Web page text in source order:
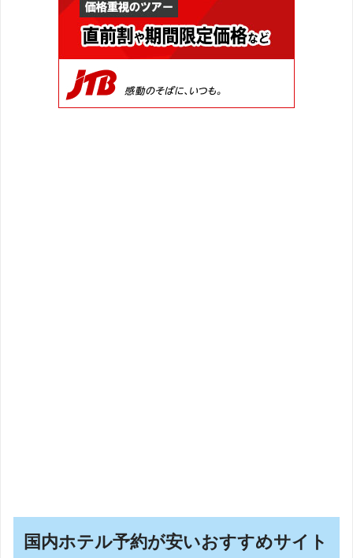
国内ホテル予約が安いおすすめサイト